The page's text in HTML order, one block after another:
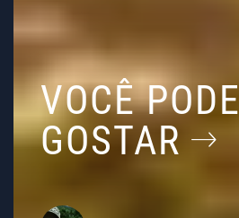
VOCÊ PODE
GOSTAR